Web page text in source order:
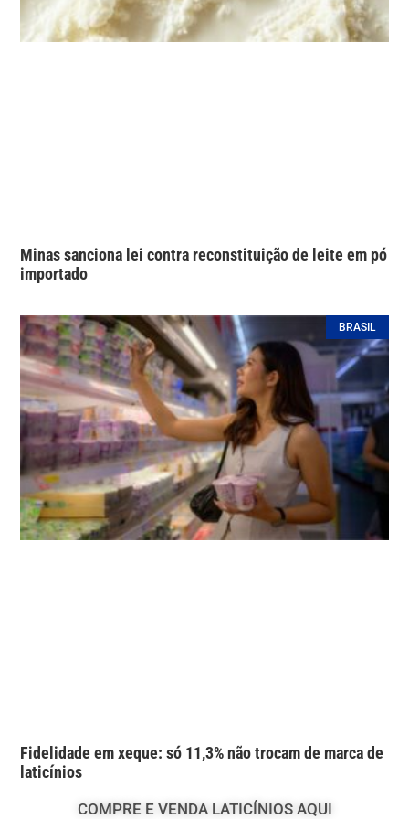
Minas sanciona lei contra reconstituição de leite em pó
importado
BRASIL
Fidelidade em xeque: só 11,3% não trocam de marca de
laticínios
COMPRE E VENDA LATICÍNIOS AQUI